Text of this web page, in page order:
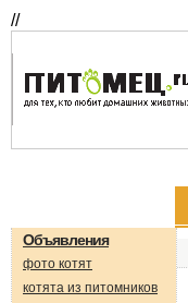
//
Объявления
фото котят
котята из питомников